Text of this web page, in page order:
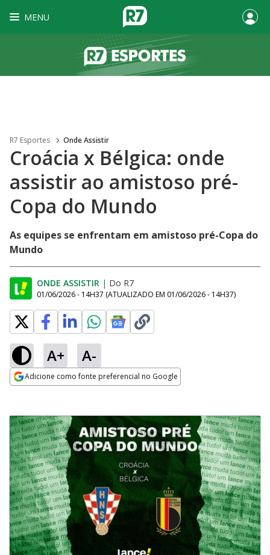
MENU
R7 Esportes Onde Assistir
Croácia x Bélgica: onde
assistir ao amistoso pré-
Copa do Mundo
As equipes se enfrentam em amistoso pré-Copa do
Mundo
ONDE ASSISTIR | Do R7
01/06/2026 - 14H37 (ATUALIZADO EM 01/06/2026 - 14H37)
A+ A-
Adicione como fonte preferencial no Google